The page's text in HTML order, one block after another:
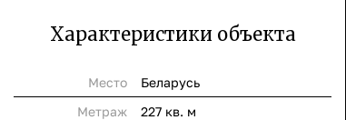
Характеристики объекта
Место
Беларусь
Метраж
227 кв. м